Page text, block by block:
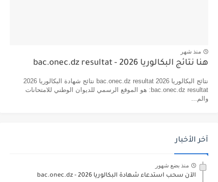
منذ شهر
هنا نتائج البكالوريا 2026 - bac.onec.dz resultat
نتائج البكالوريا 2026 bac.onec.dz resultat نتائج شهادة البكالوريا 2026
bac.onec.dz resultat: هو الموقع الرسمي للديوان الوطني للامتحانات
والم...
آخر الأخبار
منذ بضع شهور
الآن سحب استدعاء شهادة البكالوريا bac.onec.dz - 2026